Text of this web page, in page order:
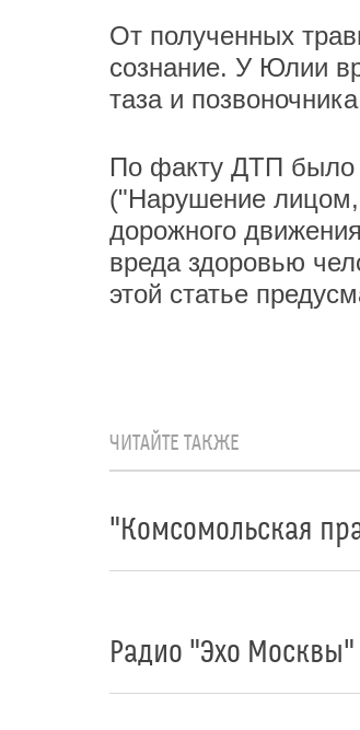
От полученных
сознание. У Юлии
таза и
По факту ДТП было
("Нарушение
дорожного
вреда здоровью
этой статье
ЧИТАЙТЕ ТАКЖЕ
"Комсомольская
Радио "Эхо Москвы"